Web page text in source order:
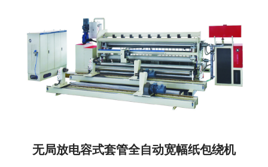
无局放电容式套管全自动宽幅纸包绕机